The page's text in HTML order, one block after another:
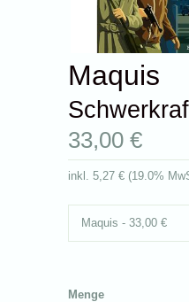
Maquis
33,00 €
inkl.5,27 € (19.0%
Menge